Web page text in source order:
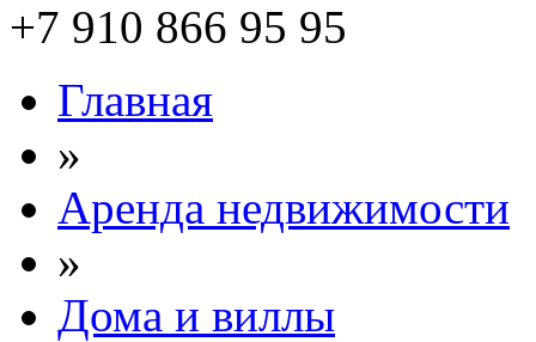
+7 910 866 95 95
Главная
»
Аренда недвижимости
»
Дома и виллы